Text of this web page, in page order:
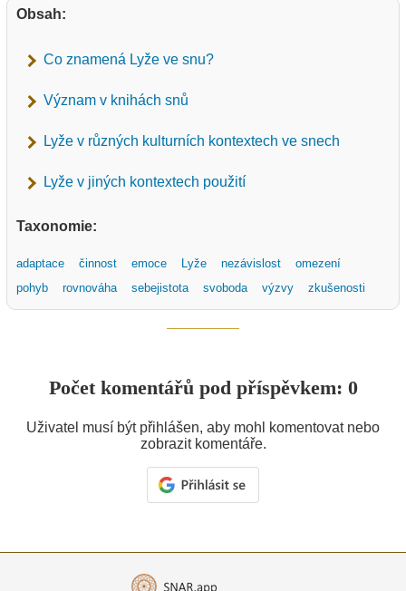
Obsah:
Co znamená Lyže ve snu?
Význam v knihách snů
Lyže v různých kulturních kontextech ve snech
Lyže v jiných kontextech použití
Taxonomie:
adaptace činnost emoce Lyže nezávislost
omezení
pohyb
rovnováha sebejistota svoboda výzvy zkušenosti
Počet komentářů pod příspěvkem: 0
Uživatel musí být přihlášen, aby mohl komentovat nebo
zobrazit komentáře.